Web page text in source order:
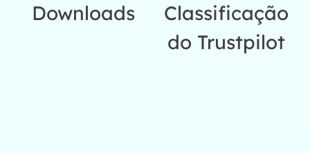
Downloads
Classificação
do Trustpilot